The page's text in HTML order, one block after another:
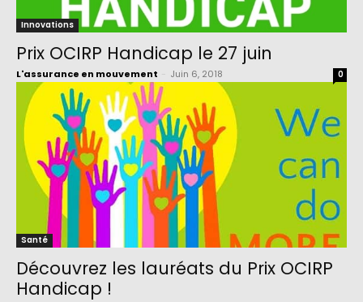
Innovations
Prix OCIRP Handicap le 27 juin
L'assurance en mouvement Juin 6, 2018 0
Santé
Découvrez les lauréats du Prix OCIRP
Handicap !